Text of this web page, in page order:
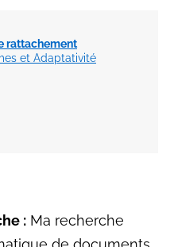
rattachement
et Adaptativité
: Ma recherche